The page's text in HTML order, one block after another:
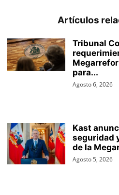
Artículos
Tribunal
para...
Agosto 6, 2026
Kast
seguridad
de la
Agosto 5, 2026